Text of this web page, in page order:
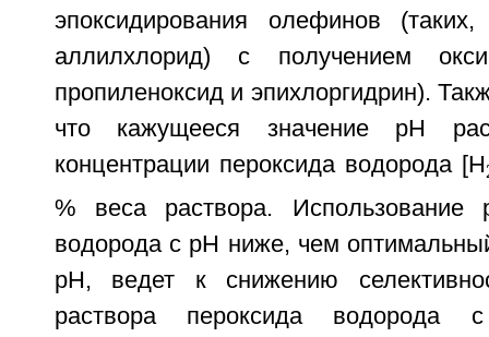
эпоксидирования олефинов
аллилхлорид) с получением
пропиленоксид и эпихлоргидрин).
что кажущееся значение рН
концентрации пероксида водорода [Н
% веса раствора. Использование
водорода с рН ниже, чем
рН, ведет к снижению
раствора пероксида